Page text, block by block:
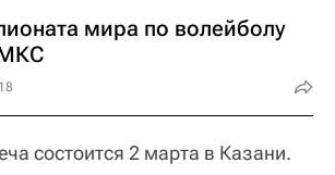
мира по волейболу
МКС
состоится 2 марта в Казани.